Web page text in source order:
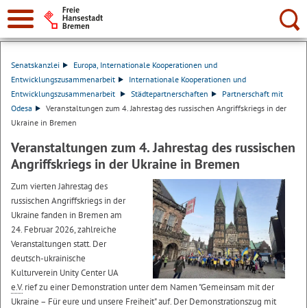
Suche:
Senatskanzlei
Europa, Internationale Kooperationen und
Entwicklungszusammenarbeit
Internationale Kooperationen und
Entwicklungszusammenarbeit
Städtepartnerschaften
Partnerschaft mit
Odesa
Veranstaltungen zum 4. Jahrestag des russischen Angriffskriegs in der
Ukraine in Bremen
Veranstaltungen zum 4. Jahrestag des russischen
Angriffskriegs in der Ukraine in Bremen
Zum vierten Jahrestag des
russischen Angriffskriegs in der
Ukraine fanden in Bremen am
24. Februar 2026, zahlreiche
Veranstaltungen statt. Der
deutsch-ukrainische
Kulturverein Unity Center UA
e.V. rief zu einer Demonstration unter dem Namen "Gemeinsam mit der
Ukraine – Für eure und unsere Freiheit" auf. Der Demonstrationszug mit